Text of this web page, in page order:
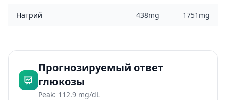
Натрий 438mg 1751mg
Прогнозируемый ответ
глюкозы
Peak: 112.9 mg/dL